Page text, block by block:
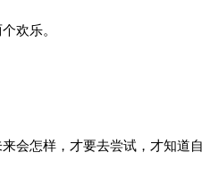
欢乐。
会怎样，才要去尝试，才知道自